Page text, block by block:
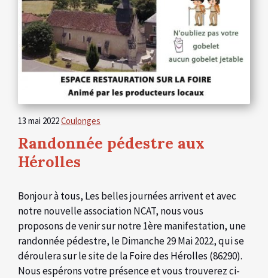
13 mai 2022Coulonges
Randonnée pédestre aux
Hérolles
Bonjour à tous, Les belles journées arrivent et avec
notre nouvelle association NCAT, nous vous
proposons de venir sur notre 1ère manifestation, une
randonnée pédestre, le Dimanche 29 Mai 2022, qui se
déroulera sur le site de la Foire des Hérolles (86290).
Nous espérons votre présence et vous trouverez ci-